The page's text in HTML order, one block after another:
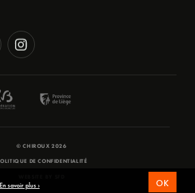
© CHIROUX 2026
DE CONFIDENTIALITÉ
En savoir plus › OK